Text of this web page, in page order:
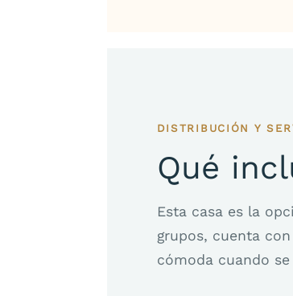
DISTRIBUCIÓN Y
Qué
Esta casa es la
grupos, cuenta
cómoda cuando